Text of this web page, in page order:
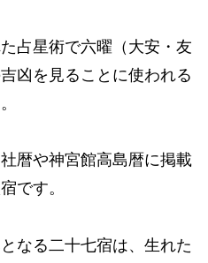
占星術で六曜（大安・友
凶を見ることに使われる
暦や神宮館高島暦に掲載
です。
なる二十七宿は、生れた